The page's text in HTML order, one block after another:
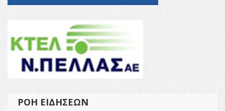
ΡΟΉ ΕΙΔΉΣΕΩΝ